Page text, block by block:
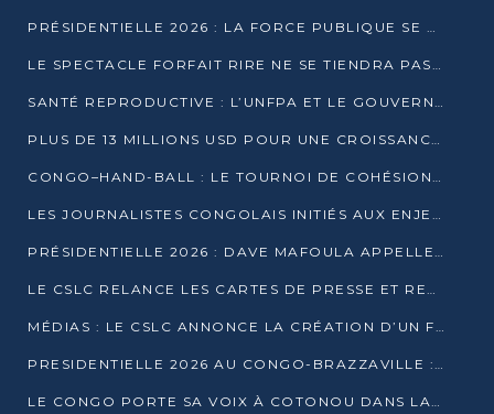
PRÉSIDENTIELLE 2026 : LA FORCE PUBLIQUE SE PRÉPARE À SÉCURISER LE SCRUTIN
LE SPECTACLE FORFAIT RIRE NE SE TIENDRA PAS LE 1ER JANVIER
SANTÉ REPRODUCTIVE : L’UNFPA ET LE GOUVERNEMENT AFFINENT LES PRIORITÉS DE 2026
PLUS DE 13 MILLIONS USD POUR UNE CROISSANCE VERTE ET SOUVERAINE
CONGO–HAND-BALL : LE TOURNOI DE COHÉSION ET DE FRATERNITÉ ALLUME SES LAMPIONS À BRAZZAVILLE
LES JOURNALISTES CONGOLAIS INITIÉS AUX ENJEUX DE L’ÉCONOMIE BLEUE
PRÉSIDENTIELLE 2026 : DAVE MAFOULA APPELLE LES CONGOLAIS À UN « NOUVEAU DÉPART »
LE CSLC RELANCE LES CARTES DE PRESSE ET RECONNAÎT OFFICIELLEMENT LES MÉDIAS EN LIGNE
MÉDIAS : LE CSLC ANNONCE LA CRÉATION D’UN FONDS D’APPUI À LA PRESSE
PRESIDENTIELLE 2026 AU CONGO-BRAZZAVILLE : UN CASTING ÉLARGI
LE CONGO PORTE SA VOIX À COTONOU DANS LA LUTTE CONTRE LA TUBERCULOSE